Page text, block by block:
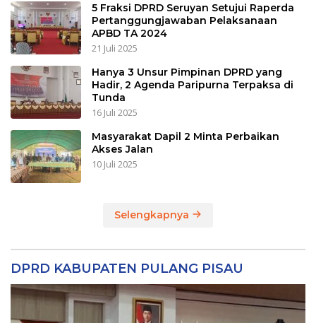
5 Fraksi DPRD Seruyan Setujui Raperda
Pertanggungjawaban Pelaksanaan
APBD TA 2024
21 Juli 2025
Hanya 3 Unsur Pimpinan DPRD yang
Hadir, 2 Agenda Paripurna Terpaksa di
Tunda
16 Juli 2025
Masyarakat Dapil 2 Minta Perbaikan
Akses Jalan
10 Juli 2025
Selengkapnya
DPRD KABUPATEN PULANG PISAU